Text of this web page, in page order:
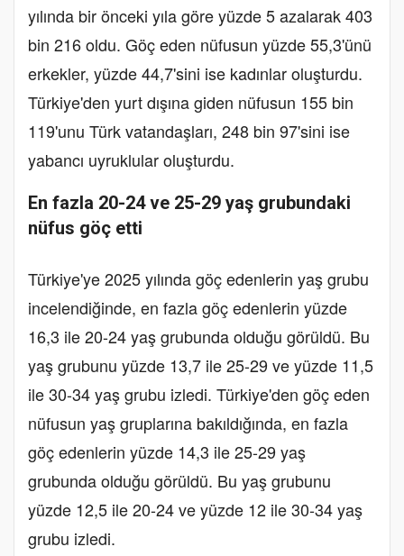
yılında bir önceki yıla göre yüzde 5 azalarak 403
bin 216 oldu. Göç eden nüfusun yüzde 55,3'ünü
erkekler, yüzde 44,7'sini ise kadınlar oluşturdu.
Türkiye'den yurt dışına giden nüfusun 155 bin
119'unu Türk vatandaşları, 248 bin 97'sini ise
yabancı uyruklular oluşturdu.
En fazla 20-24 ve 25-29 yaş grubundaki
nüfus göç etti
Türkiye'ye 2025 yılında göç edenlerin yaş grubu
incelendiğinde, en fazla göç edenlerin yüzde
16,3 ile 20-24 yaş grubunda olduğu görüldü. Bu
yaş grubunu yüzde 13,7 ile 25-29 ve yüzde 11,5
ile 30-34 yaş grubu izledi. Türkiye'den göç eden
nüfusun yaş gruplarına bakıldığında, en fazla
göç edenlerin yüzde 14,3 ile 25-29 yaş
grubunda olduğu görüldü. Bu yaş grubunu
yüzde 12,5 ile 20-24 ve yüzde 12 ile 30-34 yaş
grubu izledi.